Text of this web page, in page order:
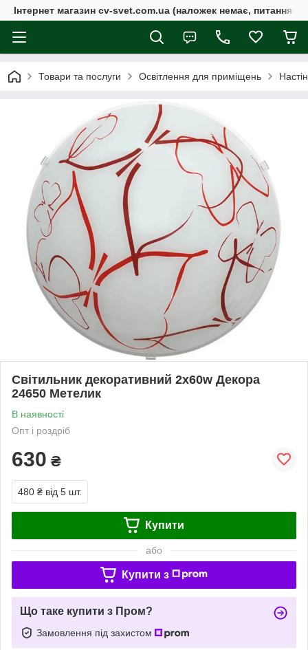
Інтернет магазин cv-svet.com.ua (наложек немає, питання у
Товари та послуги Освітлення для приміщень
Світильник декоративний 2х60w Декора
24650 Метелик
В наявності
Опт і роздріб
630 ₴
480 ₴ від 5 шт.
Купити
або
Купити з
Що таке купити з Пром?
Замовлення під захистом